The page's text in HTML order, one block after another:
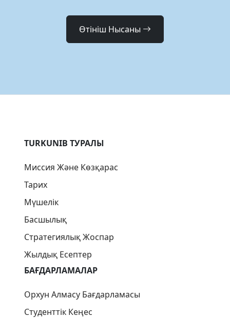
Өтініш Нысаны
TURKUNIB ТУРАЛЫ
Миссия Және Көзқарас
Тарих
Мүшелік
Басшылық
Стратегиялық Жоспар
Жылдық Есептер
БАҒДАРЛАМАЛАР
Орхун Алмасу Бағдарламасы
Студенттік Кеңес